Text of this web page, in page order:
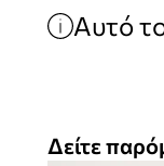
Αυτό
Δείτε